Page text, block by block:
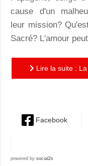
cause d'un
leur mission?
Sacré? L'amour
Lire la suite :
Facebook
powered by social2s